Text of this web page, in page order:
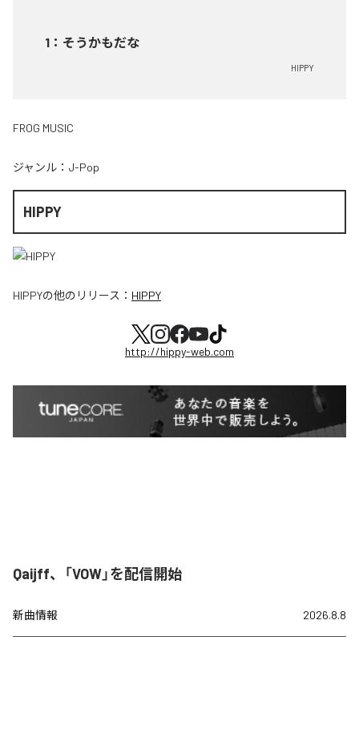
1 ： そうかもだな
HIPPY
FROG MUSIC
ジャンル： J-Pop
HIPPY
HIPPYの他のリリース： HIPPY
http://hippy-web.com
Qaijff、「VOW」を配信開始
新曲情報 2026.8.8